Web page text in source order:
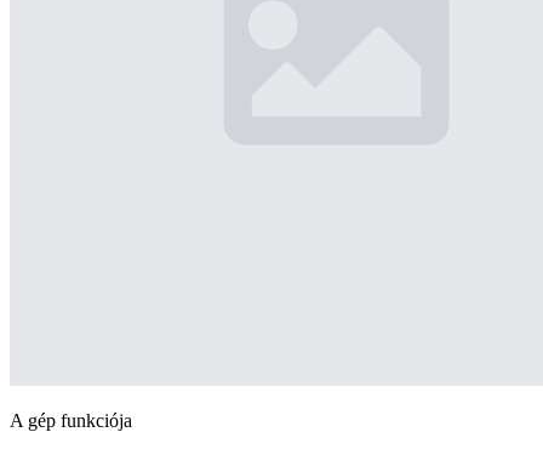
A gép funkciója